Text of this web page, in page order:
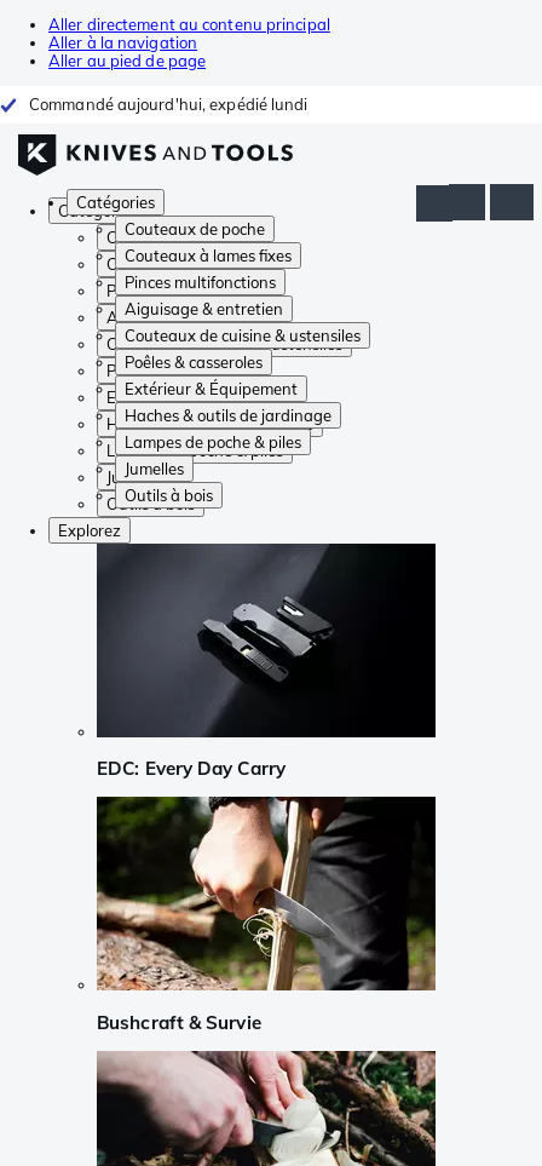
Aller directement au contenu principal
Aller à la navigation
Aller au pied de page
Commandé aujourd'hui, expédié lundi
Catégories
Couteaux de poche
Couteaux à lames fixes
Pinces multifonctions
Aiguisage & entretien
Couteaux de cuisine & ustensiles
Poêles & casseroles
Extérieur & Équipement
Haches & outils de jardinage
Lampes de poche & piles
Jumelles
Outils à bois
Catégories
Couteaux de poche
Couteaux à lames fixes
Pinces multifonctions
Aiguisage & entretien
Couteaux de cuisine & ustensiles
Poêles & casseroles
Extérieur & Équipement
Haches & outils de jardinage
Lampes de poche & piles
Jumelles
Outils à bois
Explorez
EDC: Every Day Carry
Bushcraft & Survie